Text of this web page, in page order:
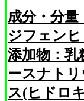
成分・分量
ジフェン
添加物：
ースナト
ス(ヒドロ